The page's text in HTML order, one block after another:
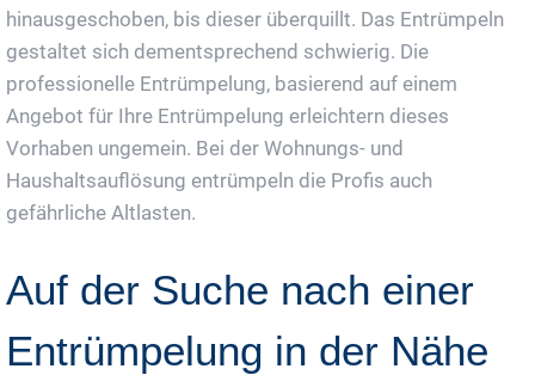
hinausgeschoben, bis dieser überquillt. Das Entrümpeln
gestaltet sich dementsprechend schwierig. Die
professionelle Entrümpelung, basierend auf einem
Angebot für Ihre Entrümpelung erleichtern dieses
Vorhaben ungemein. Bei der Wohnungs- und
Haushaltsauflösung entrümpeln die Profis auch
gefährliche Altlasten.
Auf der Suche nach einer
Entrümpelung in der Nähe